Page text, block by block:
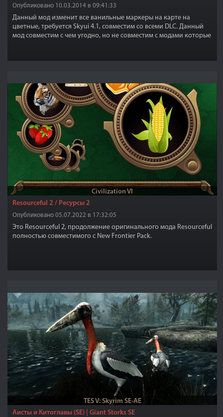
Опубликовано 10.03.2014 в 09:41:33
Данный мод изменит все ванильные маркеры на карте на
цветные, требуется Skyui 4.1, совместим со всеми DLC. Данный
мод совместим с чем угодно, но не совместим с модами которые
Civilization VI
Resourceful 2 / Ресурсы 2
Опубликовано 05.07.2022 в 17:32:05
Это Resourceful 2, продолжение оригинального мода Resourceful
полностью совместимого с New Frontier Pack.
TES V: Skyrim SE-AE
Аисты и Китоглавы (SE) | Giant Storks SE